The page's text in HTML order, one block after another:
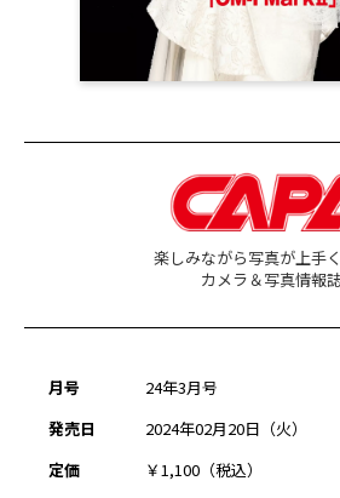
楽しみながら写真が上手
カメラ＆写真情報
月号
24年3月号
発売日
2024年02月20日（火）
定価
￥1,100（税込）